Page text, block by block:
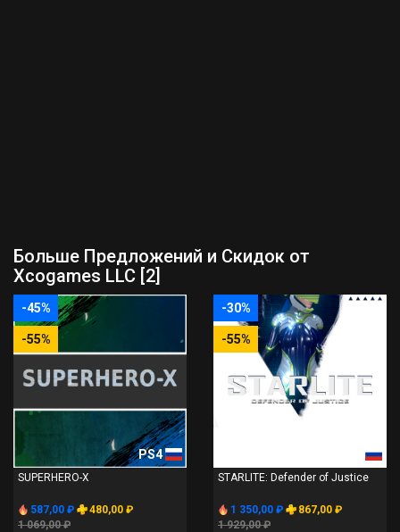
Больше Предложений и Скидок от
Xcogames LLC [2]
-45%
-55%
PS4
SUPERHERO-X
587,00 ₽
480,00 ₽
1 069,00 ₽
-30%
-55%
PS4
STARLITE: Defender of Justice
1 350,00 ₽
867,00 ₽
1 929,00 ₽